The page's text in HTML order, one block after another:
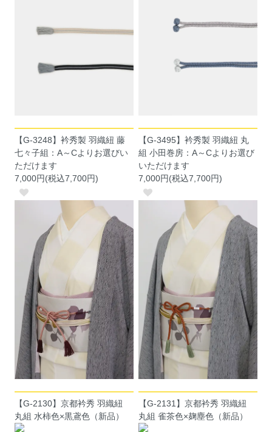
【G-3248】衿秀製 羽織紐 藤
七々子組：A～Cよりお選びい
ただけます
7,000円(税込7,700円)
【G-3495】衿秀製 羽織紐 丸
組 小田巻房：A～Cよりお選び
いただけます
7,000円(税込7,700円)
【G-2130】京都衿秀 羽織紐
丸組 水柿色×黒鳶色（新品）
【G-2131】京都衿秀 羽織紐
丸組 雀茶色×麹塵色（新品）